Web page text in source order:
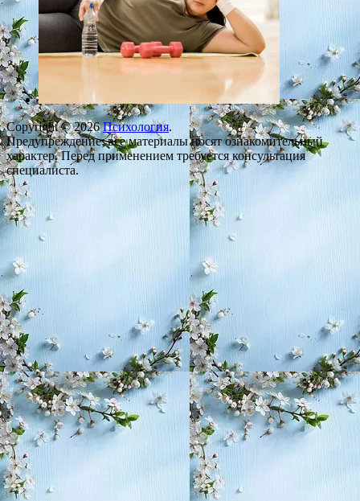
Copyright © 2026Психология.
Предупреждение: все материалы носят ознакомительный
характер. Перед применением требуется консультация
специалиста.